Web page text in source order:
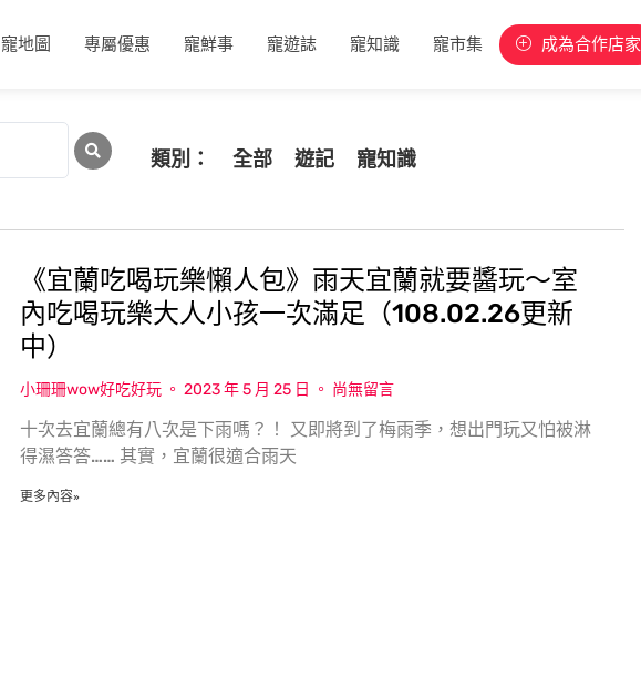
寵地圖 專屬優惠 寵鮮事 寵遊誌 寵知識 寵市集 成為合作店家
類別： 全部 遊記 寵知識
《宜蘭吃喝玩樂懶人包》雨天宜蘭就要醬玩～室
內吃喝玩樂大人小孩一次滿足（108.02.26更新
中）
小珊珊wow好吃好玩 2023 年 5 月 25 日 尚無留言
十次去宜蘭總有八次是下雨嗎？！ 又即將到了梅雨季，想出門玩又怕被淋
得濕答答…… 其實，宜蘭很適合雨天
更多內容»